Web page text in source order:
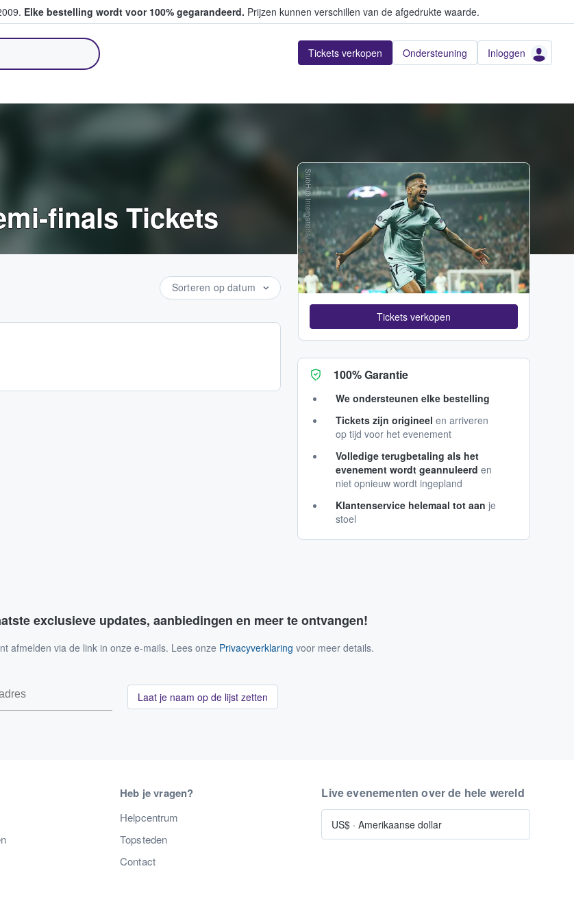
Elke bestelling wordt voor 100% gegarandeerd. Prijzen kunnen verschillen van de afgedrukte waarde.
Tickets verkopen Ondersteuning Inloggen
finals Tickets
Sorteren op datum
StubHub International
Tickets verkopen
100% Garantie
We ondersteunen elke bestelling
Tickets zijn origineel en arriveren
op tijd voor het evenement
Volledige terugbetaling als het
evenement wordt geannuleerd en
niet opnieuw wordt ingepland
Klantenservice helemaal tot aan je
stoel
exclusieve updates, aanbiedingen en meer te ontvangen!
afmelden via de link in onze e-mails. Lees onze Privacyverklaring voor meer details.
Laat je naam op de lijst zetten
Heb je vragen?
Helpcentrum
Topsteden
Contact
Live evenementen over de hele wereld
US$ ·Amerikaanse dollar